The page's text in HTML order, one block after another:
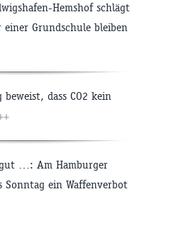
Hemshof schlägt
einer Grundschule bleiben
dass CO2 kein
…: Am Hamburger
ein Waffenverbot